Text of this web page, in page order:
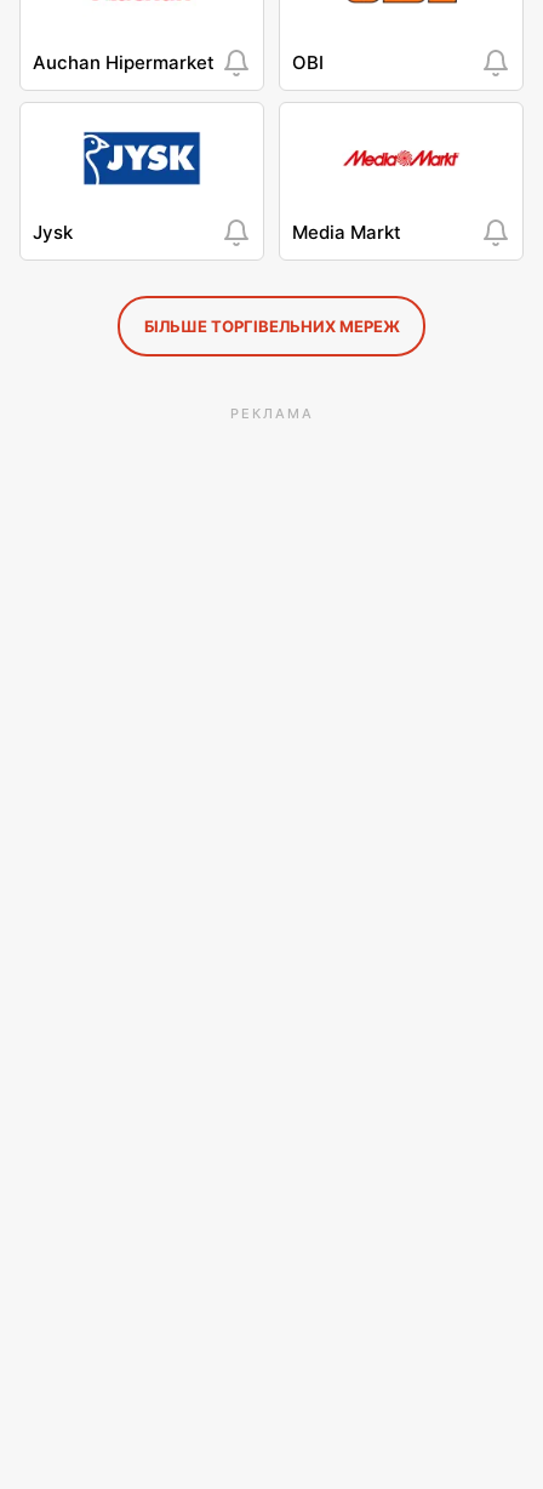
Auchan Hipermarket OBI
Jysk Media Markt
БІЛЬШЕ ТОРГІВЕЛЬНИХ МЕРЕЖ
РЕКЛАМА